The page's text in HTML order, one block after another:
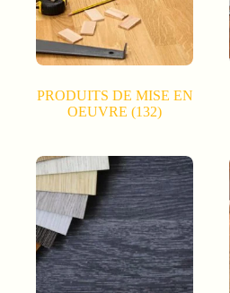
PRODUITS DE MISE EN
OEUVRE(132)